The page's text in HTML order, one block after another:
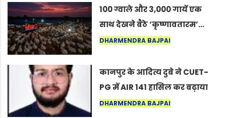
100 ग्वाले और 3,000 गायें एक
साथ देखने बैठे ‘कृष्णावतारम’…
नागपुर में दिखा ऐसा नज़ारा कि
कर सकते हैं”
DHARMENDRA BAJPAI
कानपुर के आदित्य दुबे ने CUET-
PG में AIR 141 हासिल कर बढ़ाया
शहर का मान
DHARMENDRA BAJPAI